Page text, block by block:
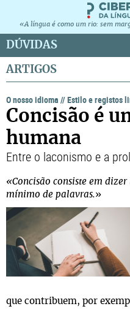
«A língua é como um rio: sem
DÚVIDAS
ARTIGOS
O nosso idioma //Estilo e registos
Concisão é
humana
Entre o laconismo e a
«Concisão consiste em
mínimo de palavras.»
que contribuem, por